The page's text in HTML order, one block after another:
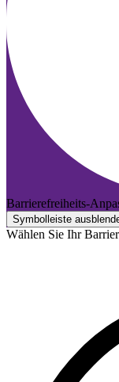
Barrierefreiheits-
Symbolleiste
Wählen Sie Ihr